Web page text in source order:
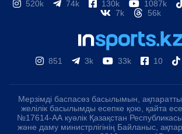
520k 74k 130k 1087k
7k
56k
851 3k 33k 10
Мерзімді баспасөз басылымын, ақпараттық
желілік басылымды есепке қою, қайта
№17614-АА куәлік Қазақстан
және даму министрлігінің Байланыс,